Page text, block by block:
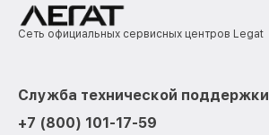
Сеть официальных сервисных центров Legat
Служба технической поддержки
+7 (800) 101-17-59